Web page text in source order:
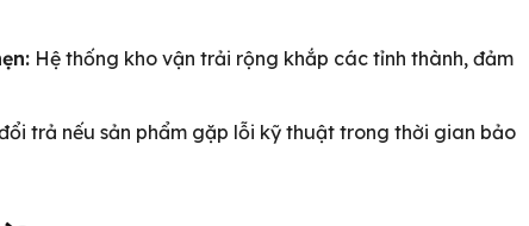
Hệ thống kho vận trải rộng khắp các tỉnh thành, đảm
trả nếu sản phẩm gặp lỗi kỹ thuật trong thời gian bảo